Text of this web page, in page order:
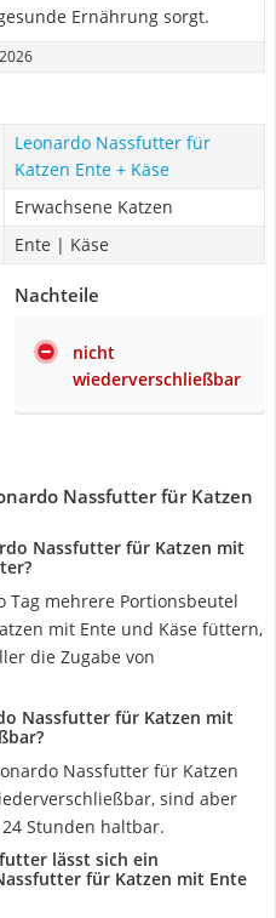
Ernährung sorgt.
Leonardo Nassfutter für
Katzen Ente + Käse
Erwachsene Katzen
Ente | Käse
Nachteile
nicht
wiederverschließbar
Nassfutter für Katzen
Nassfutter für Katzen mit
Tag mehrere Portionsbeutel
mit Ente und Käse füttern,
die Zugabe von
Nassfutter für Katzen mit
Nassfutter für Katzen
sind aber
Stunden haltbar.
lässt sich ein
für Katzen mit Ente